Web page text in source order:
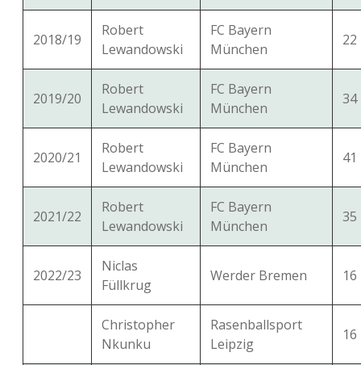
2018/19
Robert
Lewandowski
FC Bayern
München
22
2019/20
Robert
Lewandowski
FC Bayern
München
34
2020/21
Robert
Lewandowski
FC Bayern
München
41
2021/22
Robert
Lewandowski
FC Bayern
München
35
2022/23
Niclas
Füllkrug
Werder Bremen 16
Christopher
Nkunku
Rasenballsport
Leipzig
16